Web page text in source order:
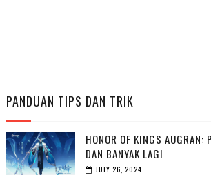
PANDUAN TIPS DAN TRIK
HONOR OF KINGS AUGRAN:
DAN BANYAK LAGI
JULY 26, 2024